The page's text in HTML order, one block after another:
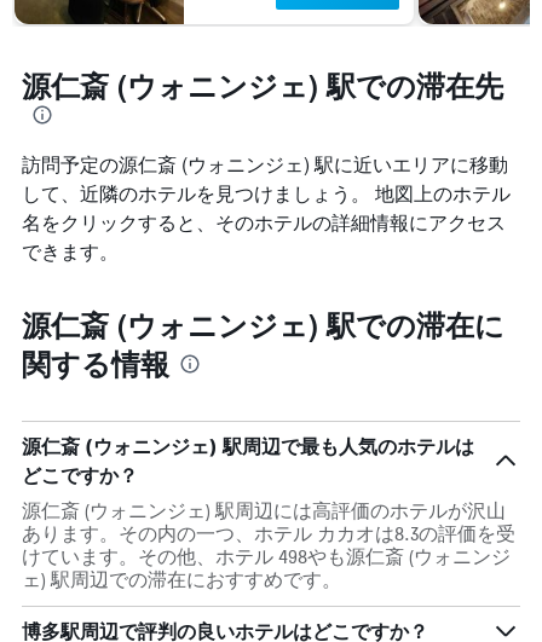
源仁斎 (ウォニンジェ) 駅での滞在先
訪問予定の源仁斎 (ウォニンジェ) 駅に近いエリアに移動
して、近隣のホテルを見つけましょう。 地図上のホテル
名をクリックすると、そのホテルの詳細情報にアクセス
できます。
源仁斎 (ウォニンジェ) 駅での滞在に
関する情報
源仁斎 (ウォニンジェ) 駅周辺で最も人気のホテルは
どこですか？
源仁斎 (ウォニンジェ) 駅周辺には高評価のホテルが沢山
あります。その内の一つ、ホテル カカオは8.3の評価を受
けています。その他、ホテル 498やも源仁斎 (ウォニンジ
ェ) 駅周辺での滞在におすすめです。
博多駅周辺で評判の良いホテルはどこですか？